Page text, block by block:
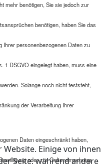
mehr benötigen, Sie sie jedoch zur
benötigen, haben Sie das
Ihrer personenbezogenen Daten zu
1 DSGVO eingelegt haben, muss eine
Solange noch nicht feststeht,
der Verarbeitung Ihrer
Daten eingeschränkt haben,
oder zur Geltendmachung,
Einige von ihnen
Seite, während andere